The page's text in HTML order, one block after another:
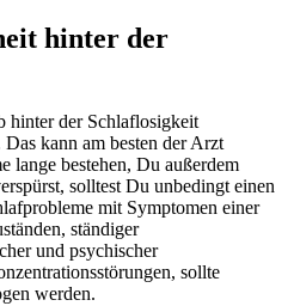
hinter der
hinter der Schlaflosigkeit
kann am besten der Arzt
lange bestehen, Du außerdem
solltest Du unbedingt einen
mit Symptomen einer
ständiger
und psychischer
sollte
werden.